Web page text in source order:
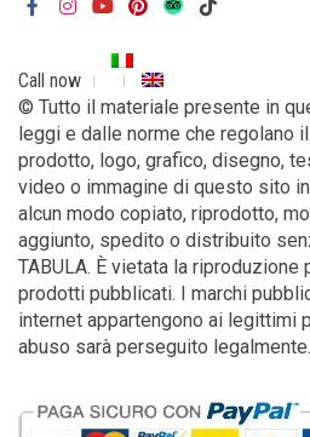
Call now
© Tutto il materiale presente in
leggi e dalle norme che regolano
prodotto, logo, grafico, disegno,
video o immagine di questo sito
alcun modo copiato, riprodotto,
aggiunto, spedito o distribuito
TABULA. È vietata la
prodotti pubblicati. I marchi
internet appartengono ai legittimi
abuso sarà perseguito legalmente.